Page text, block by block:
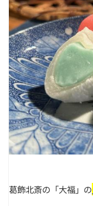
葛飾北斎の「大福」の